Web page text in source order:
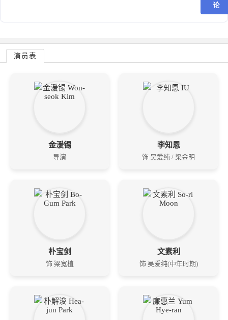
论
演员表
金湲锡
导演
李知恩
饰 吴爱纯 / 梁金明
朴宝剑
饰 梁宽植
文素利
饰 吴爱纯(中年时期)